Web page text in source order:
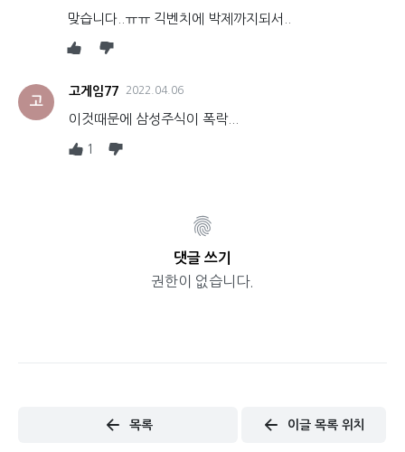
맞습니다..ㅠㅠ 긱벤치에 박제까지되서..
고
고게임77 2022.04.06
이것때문에 삼성주식이 폭락...
1
댓글 쓰기
권한이 없습니다.
목록 이글 목록 위치